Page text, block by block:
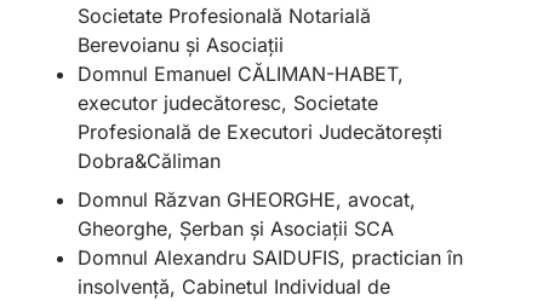
Societate Profesională Notarială
Berevoianu și Asociații
Domnul Emanuel CĂLIMAN-HABET,
executor judecătoresc, Societate
Profesională de Executori Judecătorești
Dobra&Căliman
Domnul Răzvan GHEORGHE, avocat,
Gheorghe, Șerban și Asociații SCA
Domnul Alexandru SAIDUFIS, practician în
insolvență, Cabinetul Individual de